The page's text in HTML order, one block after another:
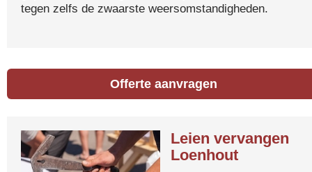
tegen zelfs de zwaarste weersomstandigheden.
Offerte aanvragen
Leien vervangen
Loenhout